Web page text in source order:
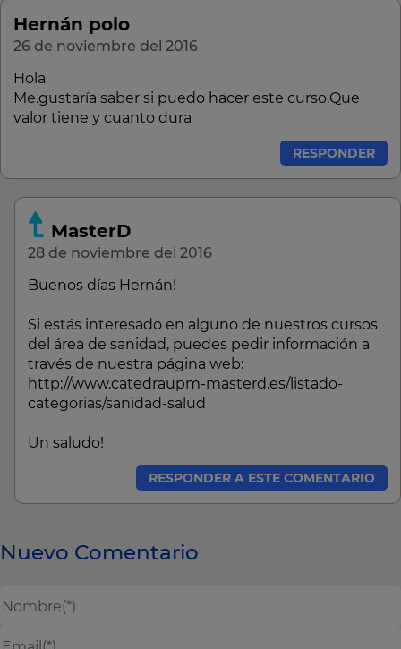
Hernán polo
26 de noviembre del 2016
Hola
Me.gustaría saber si puedo hacer este curso.Que
valor tiene y cuanto dura
RESPONDER
MasterD
28 de noviembre del 2016
Buenos días Hernán!
Si estás interesado en alguno de nuestros cursos
del área de sanidad, puedes pedir información a
través de nuestra página web:
http://www.catedraupm-masterd.es/listado-
categorias/sanidad-salud
Un saludo!
RESPONDER A ESTE COMENTARIO
Nuevo Comentario